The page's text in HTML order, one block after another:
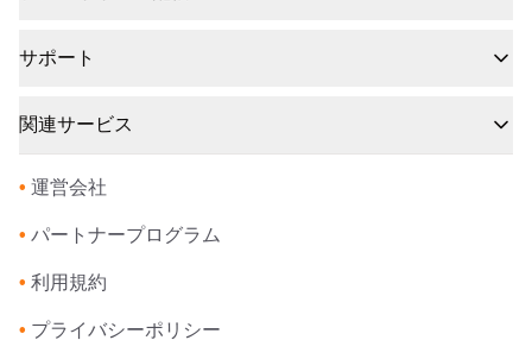
サポート
関連サービス
• 運営会社
• パートナープログラム
• 利用規約
• プライバシーポリシー